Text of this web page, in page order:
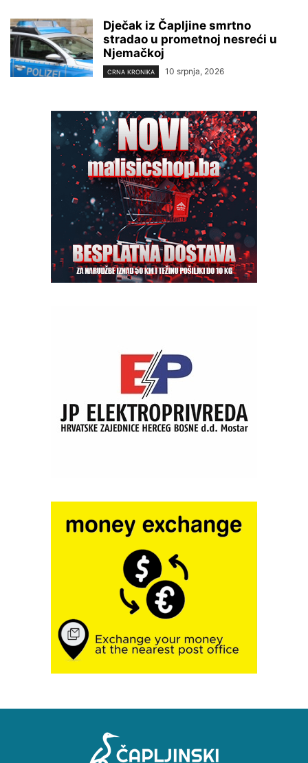
Dječak iz Čapljine smrtno
stradao u prometnoj nesreći u
Njemačkoj
CRNA KRONIKA 10 srpnja, 2026